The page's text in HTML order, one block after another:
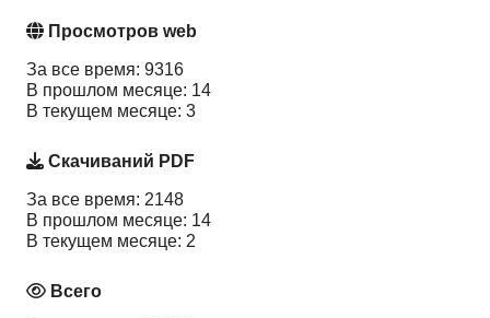
Просмотров web
За все время: 9316
В прошлом месяце: 14
В текущем месяце: 3
Скачиваний PDF
За все время: 2148
В прошлом месяце: 14
В текущем месяце: 2
Всего